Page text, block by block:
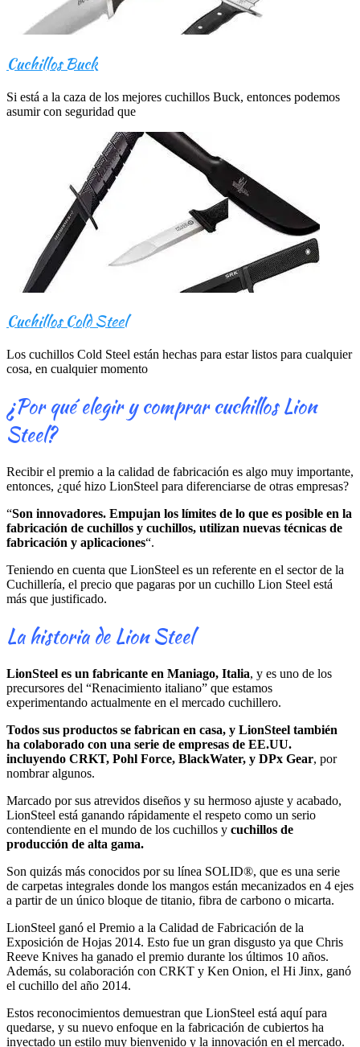
Cuchillos Buck
Si está a la caza de los mejores cuchillos Buck, entonces podemos
asumir con seguridad que
Cuchillos Cold Steel
Los cuchillos Cold Steel están hechas para estar listos para cualquier
cosa, en cualquier momento
¿Por qué elegir y comprar cuchillos Lion
Steel?
Recibir el premio a la calidad de fabricación es algo muy importante,
entonces, ¿qué hizo LionSteel para diferenciarse de otras empresas?
“Son innovadores. Empujan los límites de lo que es posible en la
fabricación de cuchillos y cuchillos, utilizan nuevas técnicas de
fabricación y aplicaciones“.
Teniendo en cuenta que LionSteel es un referente en el sector de la
Cuchillería, el precio que pagaras por un cuchillo Lion Steel está
más que justificado.
La historia de Lion Steel
LionSteel es un fabricante en Maniago, Italia, y es uno de los
precursores del “Renacimiento italiano” que estamos
experimentando actualmente en el mercado cuchillero.
Todos sus productos se fabrican en casa, y LionSteel también
ha colaborado con una serie de empresas de EE.UU.
incluyendo CRKT, Pohl Force, BlackWater, y DPx Gear, por
nombrar algunos.
Marcado por sus atrevidos diseños y su hermoso ajuste y acabado,
LionSteel está ganando rápidamente el respeto como un serio
contendiente en el mundo de los cuchillos y cuchillos de
producción de alta gama.
Son quizás más conocidos por su línea SOLID®, que es una serie
de carpetas integrales donde los mangos están mecanizados en 4 ejes
a partir de un único bloque de titanio, fibra de carbono o micarta.
LionSteel ganó el Premio a la Calidad de Fabricación de la
Exposición de Hojas 2014. Esto fue un gran disgusto ya que Chris
Reeve Knives ha ganado el premio durante los últimos 10 años.
Además, su colaboración con CRKT y Ken Onion, el Hi Jinx, ganó
el cuchillo del año 2014.
Estos reconocimientos demuestran que LionSteel está aquí para
quedarse, y su nuevo enfoque en la fabricación de cubiertos ha
inyectado un estilo muy bienvenido y la innovación en el mercado.